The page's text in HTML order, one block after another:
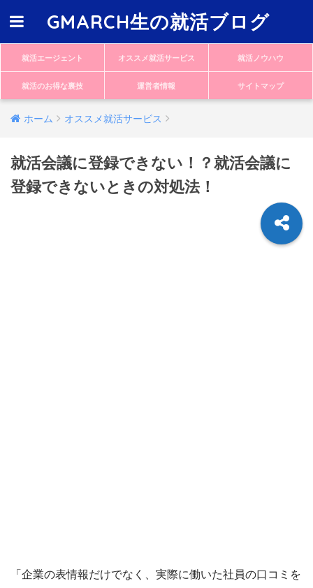
GMARCH生の就活ブログ
就活エージェント オススメ就活サービス 就活ノウハウ
就活のお得な裏技 運営者情報 サイトマップ
ホーム オススメ就活サービス
就活会議に登録できない！？就活会議に
登録できないときの対処法！
「企業の表情報だけでなく、実際に働いた社員の口コミを